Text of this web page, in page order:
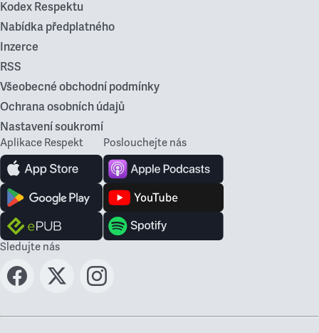
Kodex Respektu
Nabídka předplatného
Inzerce
RSS
Všeobecné obchodní podmínky
Ochrana osobních údajů
Nastavení soukromí
Aplikace Respekt Poslouchejte nás
Sledujte nás